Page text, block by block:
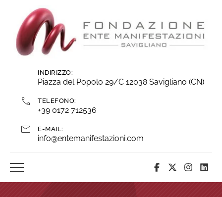
contenuti
INDIRIZZO:
Piazza del Popolo 29/C 12038 Savigliano (CN)
TELEFONO:
+39 0172 712536
E-MAIL:
info@entemanifestazioni.com